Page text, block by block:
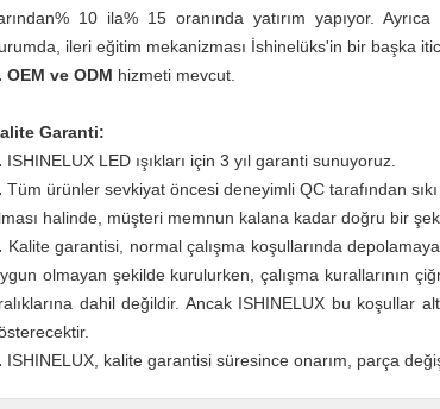
10 ila% 15 oranında yatırım yapıyor.
ileri eğitim mekanizması İshinelüks'in bir başka
OEM ve ODM hizmeti mevcut.
Garanti:
ISHINELUX LED ışıkları için 3 yıl garanti sunuyoruz.
Tüm ürünler sevkiyat öncesi deneyimli QC tarafından
halinde, müşteri memnun kalana kadar doğru bir
Kalite garantisi, normal çalışma koşullarında
olmayan şekilde kurulurken, çalışma kurallarının
dahil değildir. Ancak ISHINELUX bu koşullar
ISHINELUX, kalite garantisi süresince onarım, parça